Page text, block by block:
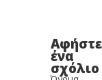
Αφήστε
ένα
σχόλιο